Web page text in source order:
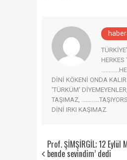
HERKES
DİNİ KÖKENİ ONDA KALIR.
'TÜRKÜM'
TAŞIMAZ,
DİNİ IRKI KAŞIMAZ.
Prof. ŞİMŞİRGİL; 12 Eylül
bende sevindim’ dedi